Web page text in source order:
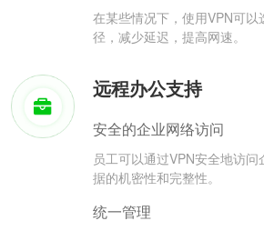
在某些情况下，使用VPN可以
径，减少延迟，提高网速。
远程办公支持
安全的企业网络访问
员工可以通过VPN安全地访
据的机密性和完整性。
统一管理